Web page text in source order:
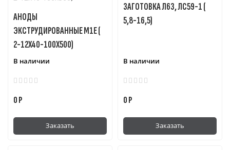
АНОДЫ
ЭКСТРУДИРОВАННЫЕ М1Е (
2-12Х40-100Х500)
В наличии
0 Р
Заказать
ЗАГОТОВКА Л63, ЛС59-1 (
5,8-16,5)
В наличии
0 Р
Заказать